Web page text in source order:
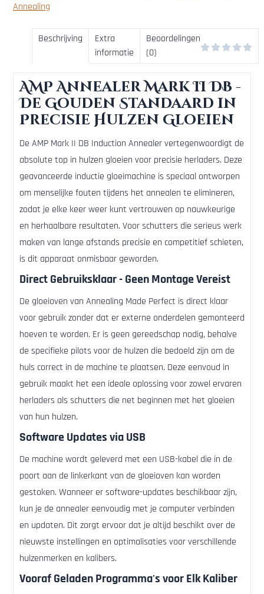
Annealing
Beschrijving
Extra
informatie
Beoordelingen
(0)
AMP Annealer Mark II DB -
De Gouden Standaard in
Precisie Hulzen Gloeien
De AMP Mark II DB Induction Annealer vertegenwoordigt de
absolute top in hulzen gloeien voor precisie herladers. Deze
geavanceerde inductie gloeimachine is speciaal ontworpen
om menselijke fouten tijdens het annealen te elimineren,
zodat je elke keer weer kunt vertrouwen op nauwkeurige
en herhaalbare resultaten. Voor schutters die serieus werk
maken van lange afstands precisie en competitief schieten,
is dit apparaat onmisbaar geworden.
Direct Gebruiksklaar - Geen Montage Vereist
De gloeioven van Annealing Made Perfect is direct klaar
voor gebruik zonder dat er externe onderdelen gemonteerd
hoeven te worden. Er is geen gereedschap nodig, behalve
de specifieke pilots voor de hulzen die bedoeld zijn om de
huls correct in de machine te plaatsen. Deze eenvoud in
gebruik maakt het een ideale oplossing voor zowel ervaren
herladers als schutters die net beginnen met het gloeien
van hun hulzen.
Software Updates via USB
De machine wordt geleverd met een USB-kabel die in de
poort aan de linkerkant van de gloeioven kan worden
gestoken. Wanneer er software-updates beschikbaar zijn,
kun je de annealer eenvoudig met je computer verbinden
en updaten. Dit zorgt ervoor dat je altijd beschikt over de
nieuwste instellingen en optimalisaties voor verschillende
hulzenmerken en kalibers.
Vooraf Geladen Programma's voor Elk Kaliber